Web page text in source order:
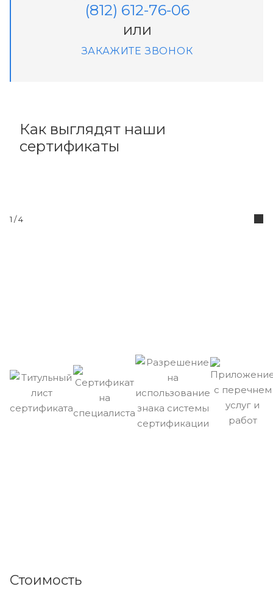
(812) 612-76-06
или
ЗАКАЖИТЕ ЗВОНОК
Как выглядят наши
сертификаты
1 / 4
Стоимость